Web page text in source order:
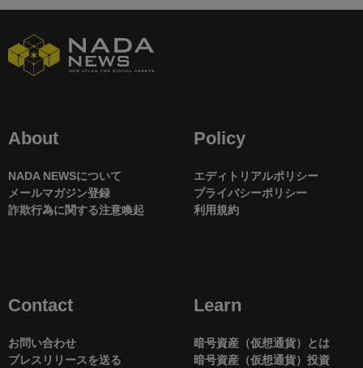
About
NADA NEWSについて
メールマガジン登録
詐欺行為に関する注意喚起
Policy
エディトリアルポリシー
プライバシーポリシー
利用規約
Contact
お問い合わせ
プレスリリースを送る
Learn
暗号資産（仮想通貨）とは
暗号資産（仮想通貨）投資